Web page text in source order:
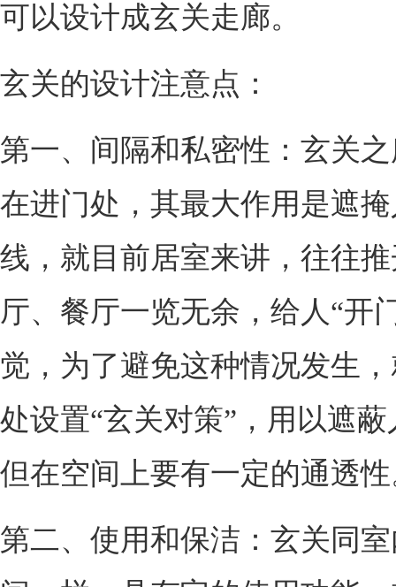
可以设计成玄关走廊。
玄关的设计注意点：
第一、间隔和私密性：玄关
在进门处，其最大作用是遮
线，就目前居室来讲，往往
厅、餐厅一览无余，给人“开
觉，为了避免这种情况发生
处设置“玄关对策”，用以遮
但在空间上要有一定的通透
第二、使用和保洁：玄关同